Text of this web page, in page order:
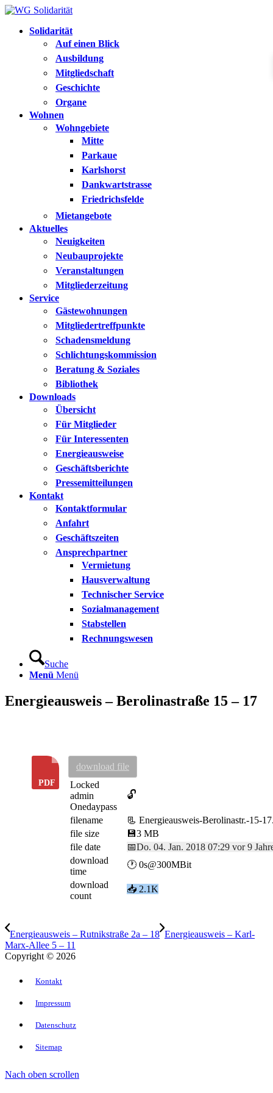
Solidarität
Auf einen Blick
Ausbildung
Mitgliedschaft
Geschichte
Organe
Wohnen
Wohngebiete
Mitte
Parkaue
Karlshorst
Dankwartstrasse
Friedrichsfelde
Mietangebote
Aktuelles
Neuigkeiten
Neubauprojekte
Veranstaltungen
Mitgliederzeitung
Service
Gästewohnungen
Mitgliedertreffpunkte
Schadensmeldung
Schlichtungskommission
Beratung & Soziales
Bibliothek
Downloads
Übersicht
Für Mitglieder
Für Interessenten
Energieausweise
Geschäftsberichte
Pressemitteilungen
Kontakt
Kontaktformular
Anfahrt
Geschäftszeiten
Ansprechpartner
Vermietung
Hausverwaltung
Technischer Service
Sozialmanagement
Stabstellen
Rechnungswesen
Suche
Menü Menü
Energieausweis – Berolinastraße 15 – 17
download file
Locked
admin
Onedaypass
🔓
filename
📃 Energieausweis-Berolinastr.-15-
file size
💾3 MB
file date
📅Do. 04. Jan. 2018 07:29 vor 9
download
time
🕐 0s@300MBit
download
count
📥 2.1K
Energieausweis – Rutnikstraße 2a – 18 Energieausweis – Karl-
Marx-Allee 5 – 11
Copyright © 2026
Kontakt
Impressum
Datenschutz
Sitemap
Nach oben scrollen